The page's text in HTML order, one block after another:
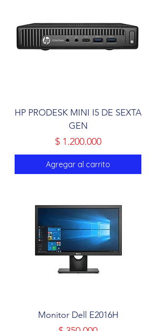
HP PRODESK MINI I5 DE SEXTA
GEN
Precio
$ 1.200.000
Agregar al carrito
Monitor Dell E2016H